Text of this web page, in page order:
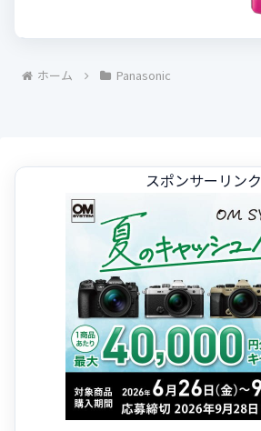
ホーム Panasonic
スポンサーリンク